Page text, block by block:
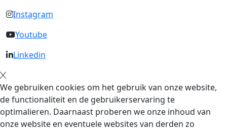
Instagram
Youtube
Linkedin
We gebruiken cookies om het gebruik van onze website,
de functionaliteit en de gebruikerservaring te
optimalieren. Daarnaast proberen we onze inhoud van
onze website en eventuele websites van derden zo